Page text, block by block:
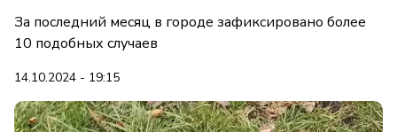
За последний месяц в городе зафиксировано более
10 подобных случаев
14.10.2024 - 19:15